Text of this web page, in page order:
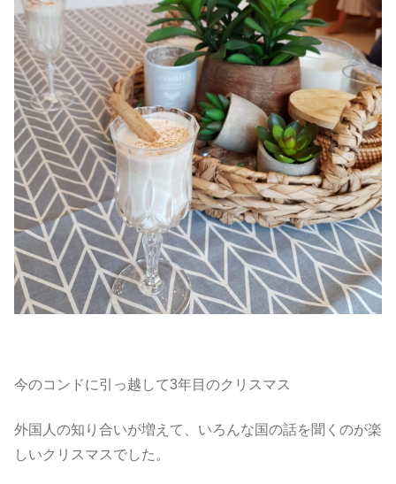
今のコンドに引っ越して3年目のクリスマス
外国人の知り合いが増えて、いろんな国の話を聞くのが楽
しいクリスマスでした。